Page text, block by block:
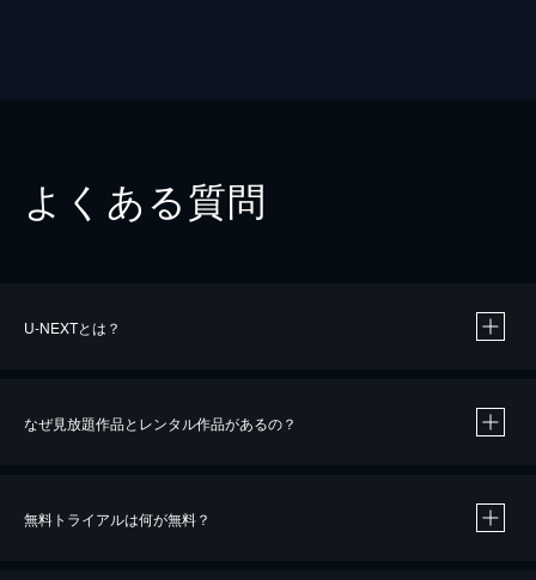
よくある質問
U-NEXTとは？
なぜ見放題作品とレンタル作品があるの？
無料トライアルは何が無料？